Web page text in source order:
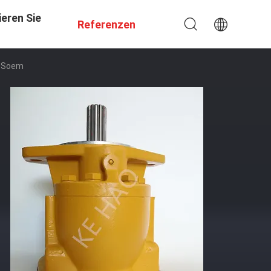
Sie
Referenzen